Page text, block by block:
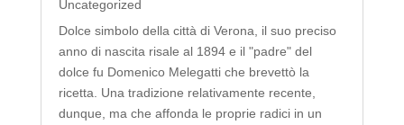
Uncategorized
Dolce simbolo della città di Verona, il suo preciso
anno di nascita risale al 1894 e il "padre" del
dolce fu Domenico Melegatti che brevettò la
ricetta. Una tradizione relativamente recente,
dunque, ma che affonda le proprie radici in un